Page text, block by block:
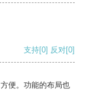
支持[0] 反对[0]
便。功能的布局也